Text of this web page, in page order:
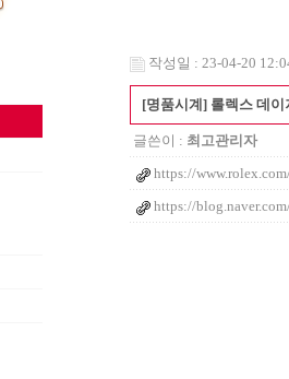
작성일 : 23-04-20
[명품시계] 롤렉스 데
글쓴이 : 최고관리자
https://
https://